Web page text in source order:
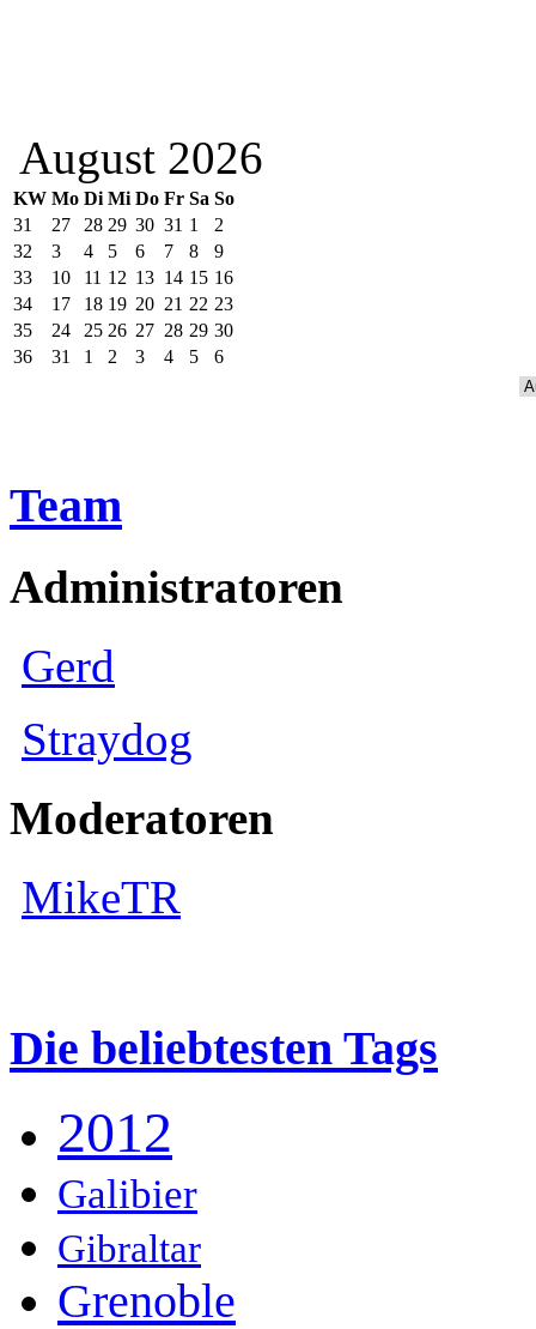
August 2026
KW Mo Di Mi Do Fr Sa So
31
27 28 29 30 31 1
2
32
3 4 5 6 7 8
9
33
10 11 12 13 14 15 16
34
17 18 19 20 21 22 23
35
24 25 26 27 28 29 30
36
31 1 2 3 4 5 6
Team
Administratoren
Gerd
Straydog
Moderatoren
MikeTR
Die beliebtesten Tags
2012
Galibier
Gibraltar
Grenoble